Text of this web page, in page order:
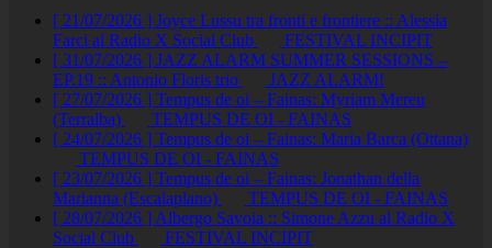
[ 21/07/2026 ] Joyce Lussu tra fronti e frontiere :: Alessia
Farci al Radio X Social Club
FESTIVAL INCIPIT
[ 31/07/2026 ] JAZZ ALARM SUMMER SESSIONS –
EP.19 :: Antonio Floris trio
JAZZ ALARM!
[ 27/07/2026 ] Tempus de oi – Fainas: Myriam Mereu
(Terralba)
TEMPUS DE OI - FAINAS
[ 24/07/2026 ] Tempus de oi – Fainas: Maria Barca (Ottana)
TEMPUS DE OI - FAINAS
[ 23/07/2026 ] Tempus de oi – Fainas: Jonathan della
Marianna (Escalaplano)
TEMPUS DE OI - FAINAS
[ 28/07/2026 ] Albergo Savoia :: Simone Azzu al Radio X
Social Club
FESTIVAL INCIPIT